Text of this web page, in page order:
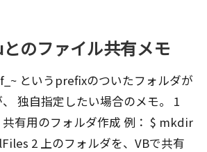
のファイル共有メモ
というprefixのついたフォルダが
独自指定したい場合のメモ。 1
有用のフォルダ作成 例： $ mkdir
2 上のフォルダを、VBで共有